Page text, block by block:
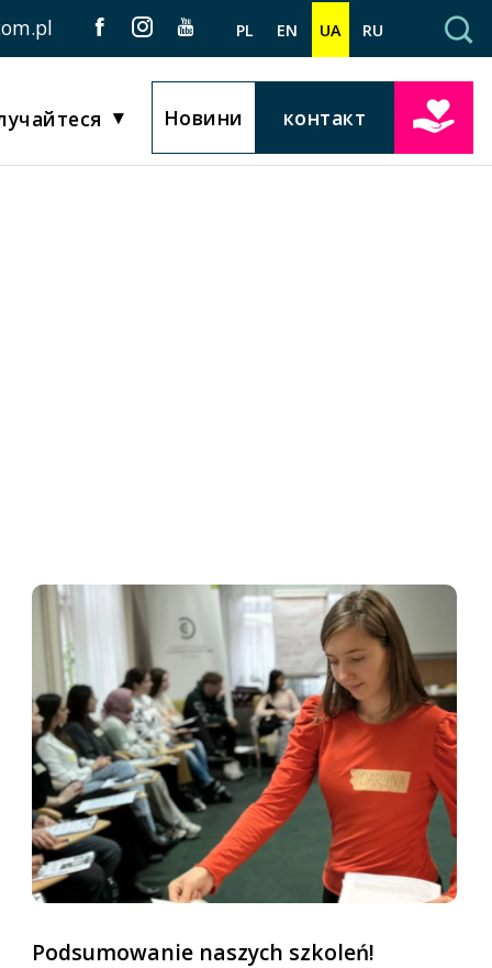
PL EN UA RU
Новини контакт
Podsumowanie naszych szkoleń!